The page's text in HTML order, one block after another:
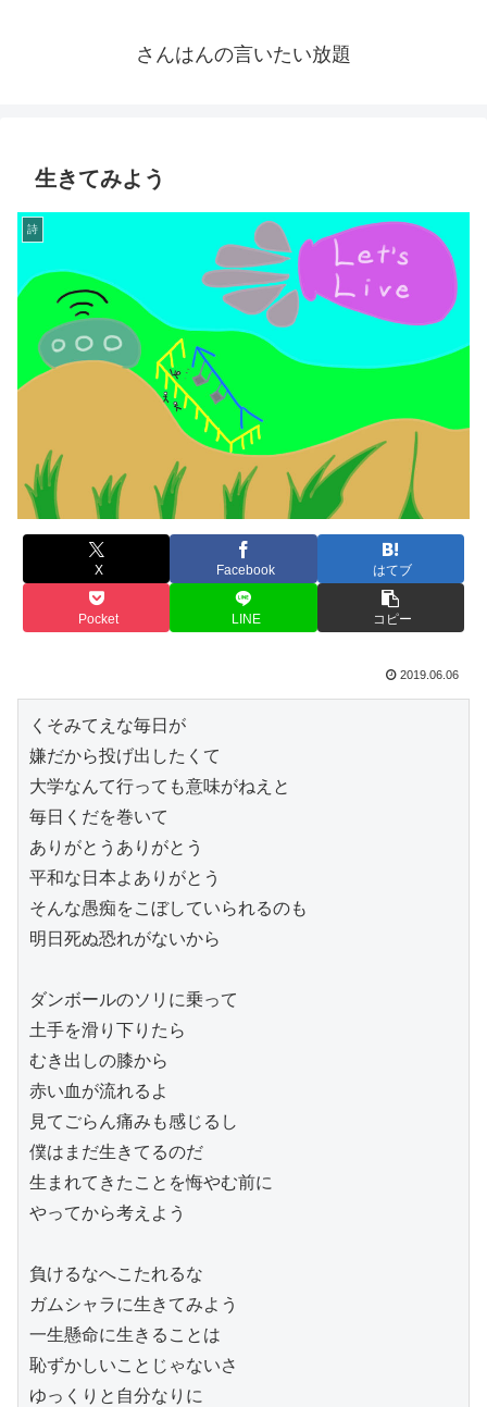
さんはんの言いたい放題
生きてみよう
詩
X Facebook はてブ
Pocket LINE コピー
2019.06.06
くそみてえな毎日が
嫌だから投げ出したくて
大学なんて行っても意味がねえと
毎日くだを巻いて
ありがとうありがとう
平和な日本よありがとう
そんな愚痴をこぼしていられるのも
明日死ぬ恐れがないから
ダンボールのソリに乗って
土手を滑り下りたら
むき出しの膝から
赤い血が流れるよ
見てごらん痛みも感じるし
僕はまだ生きてるのだ
生まれてきたことを悔やむ前に
やってから考えよう
負けるなへこたれるな
ガムシャラに生きてみよう
一生懸命に生きることは
恥ずかしいことじゃないさ
ゆっくりと自分なりに